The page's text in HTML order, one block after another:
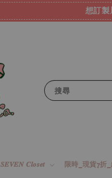
想訂製屬於自己的『水
搜尋
𝑺𝑬𝑽𝑬𝑵 𝑪𝒍𝒐𝒔𝒆𝒕 限時_現貨7折_